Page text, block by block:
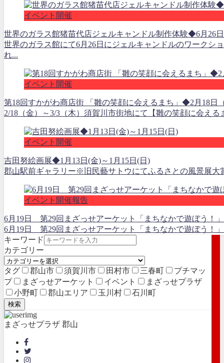
イベント開催
世界のガラス館猪苗代店ジェルキャンドル制作体験◆6月26
世界のガラス館にて6月26日にジェルキャンドルのワークシ
れ...
イベント開催
第18回すかがわ商店街 「雛の笑顔に会えるまち」◆2月18日
2/18（金）～3/3（木）須賀川市街地にて【雛の笑顔に会え
イベント開催
吉田努絵画展◆1月13日(金)～1月15日(日)
郡山駅前ギャラリー※旧民藝サトウにてふるさとの風景展
イベント開催報告
6月19日 第29回まざっせアーケット「まちなかで遊ぼう！
6月19日 第29回まざっせアーケット「まちなかで遊ぼう！
キーワード
カテゴリー
タグ 郡山市 須賀川市 田村市 三春町
プチマッ
プ
まざっせアーケット イベント
まざっせプラザ
小野町
郡山エリア 玉川村 石川町
検索
まざっせプラザ 郡山